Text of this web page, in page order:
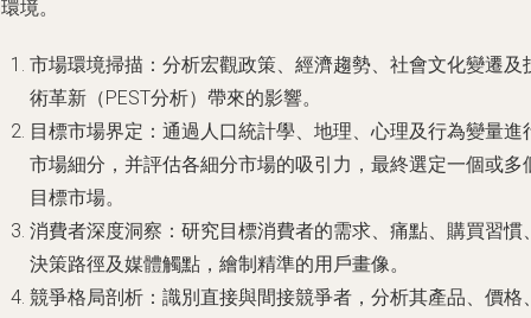
境。
市場環境掃描 ：分析宏觀政策、經濟趨勢、社會文化變遷及
術革新（PEST分析）帶來的影響。
目標市場界定 ：通過人口統計學、地理、心理及行為變量進
市場細分，并評估各細分市場的吸引力，最終選定一個或多
目標市場。
消費者深度洞察 ：研究目標消費者的需求、痛點、購買習慣
決策路徑及媒體觸點，繪制精準的用戶畫像。
競爭格局剖析 ：識別直接與間接競爭者，分析其產品、價格